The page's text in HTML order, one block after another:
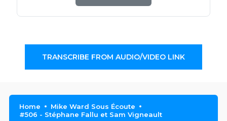
TRANSCRIBE FROM AUDIO/VIDEO LINK
Home
Mike Ward Sous Écoute
#506 - Stéphane Fallu et Sam Vigneault